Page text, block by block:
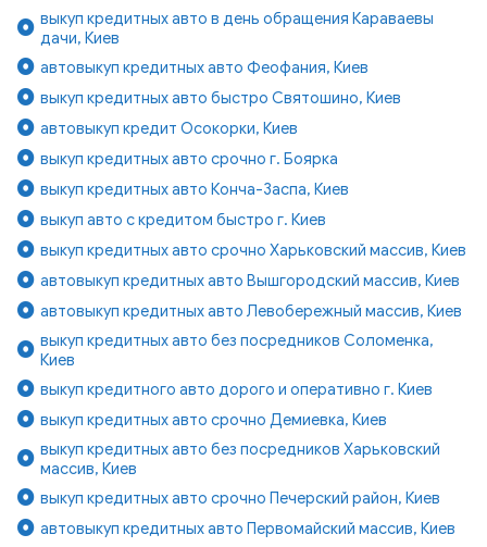
выкуп кредитных авто в день обращения Караваевы
дачи, Киев
автовыкуп кредитных авто Феофания, Киев
выкуп кредитных авто быстро Святошино, Киев
автовыкуп кредит Осокорки, Киев
выкуп кредитных авто срочно г. Боярка
выкуп кредитных авто Конча-Заспа, Киев
выкуп авто с кредитом быстро г. Киев
выкуп кредитных авто срочно Харьковский массив, Киев
автовыкуп кредитных авто Вышгородский массив, Киев
автовыкуп кредитных авто Левобережный массив, Киев
выкуп кредитных авто без посредников Соломенка,
Киев
выкуп кредитного авто дорого и оперативно г. Киев
выкуп кредитных авто срочно Демиевка, Киев
выкуп кредитных авто без посредников Харьковский
массив, Киев
выкуп кредитных авто срочно Печерский район, Киев
автовыкуп кредитных авто Первомайский массив, Киев